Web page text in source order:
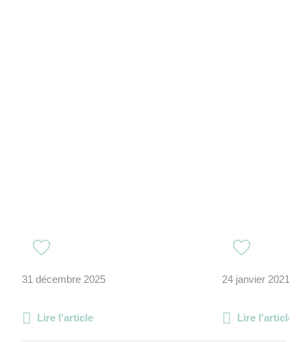
31 décembre 2025
Lire l'article
24 janvier 2021
Lire l'article